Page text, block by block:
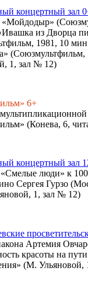
концертный зал
из Дворца
1981, 10
(Союзмультфильм,
1, зал № 12)
6+
(Конева, 6,
концертный зал
люди» к
Сергея Гурзо
1, зал № 12)
Артемия
красоты на
(М. Ульяновой,